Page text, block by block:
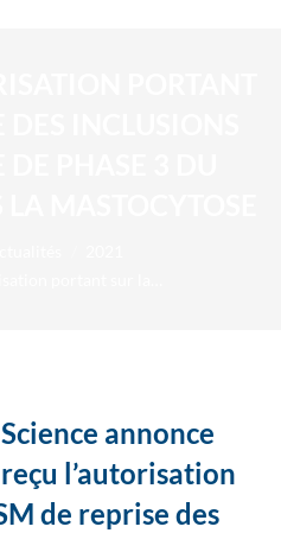
annonce
l’autorisation
de reprise des